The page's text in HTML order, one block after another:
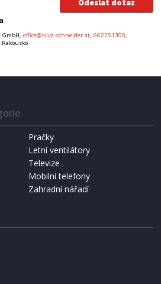
GmbH,office@silva-schneider.at,662251300,
Pračky
Letní ventilátory
Televize
Mobilní telefony
Zahradní nářadí